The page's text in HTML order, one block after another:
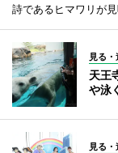
詩であるヒマワリが見
見る
天王
や泳
見る